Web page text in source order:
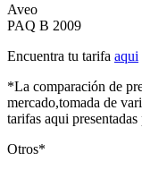
Aveo
PAQ B 2009
Encuentra tu tarifa aqui
*La comparación de
mercado,tomada de
tarifas aqui
Otros*